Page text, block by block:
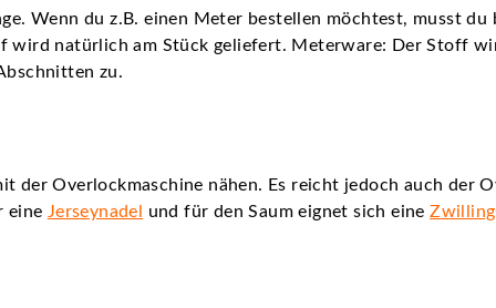
Wenn du z.B. einen Meter bestellen möchtest, musst du
wird natürlich am Stück geliefert. Meterware: Der Stoff
zu.
der Overlockmaschine nähen. Es reicht jedoch auch der
eine Jerseynadel und für den Saum eignet sich eine